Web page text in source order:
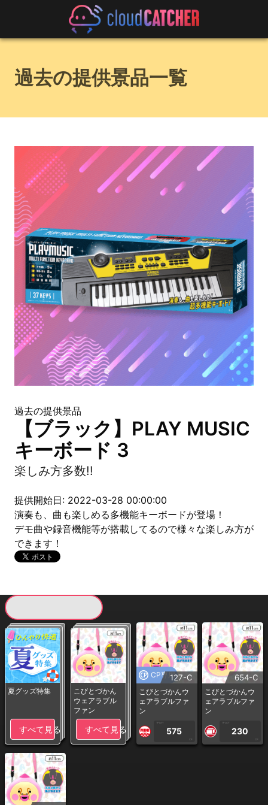
過去の提供景品一覧
過去の提供景品
【ブラック】PLAY MUSIC
キーボード 3
楽しみ方多数!!
提供開始日: 2022-03-28 00:00:00
演奏も、曲も楽しめる多機能キーボードが登場！
デモ曲や録音機能等が搭載してるので様々な楽しみ方が
できます！
夏グッズ特集
すべて見る
こびとづかん
ウェアラブル
ファン
すべて見る
CP専用127-C
こびとづかんウ
ェアラブルファ
ン
1PLAY
575
CP
654-C
こびとづかんウ
ェアラブルファ
ン
1PLAY
230
CP